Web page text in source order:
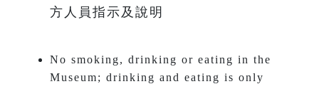
方人員指示及說明
No smoking, drinking or eating in the
Museum; drinking and eating is only